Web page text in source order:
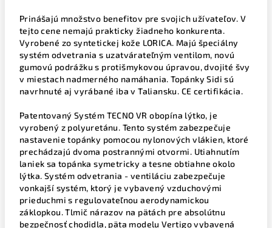
Prinášajú množstvo benefitov pre svojich užívateľov. V
tejto cene nemajú prakticky žiadneho konkurenta.
Vyrobené zo syntetickej kože LORICA. Majú špeciálny
systém odvetrania s uzatvárateľným ventilom, novú
gumovú podrážku s protišmykovou úpravou, dvojité švy
v miestach nadmerného namáhania. Topánky Sidi sú
navrhnuté aj vyrábané iba v Taliansku. CE certifikácia.
Patentovaný Systém TECNO VR obopína lýtko, je
vyrobený z polyuretánu. Tento systém zabezpečuje
nastavenie topánky pomocou nylonových vlákien, ktoré
prechádzajú dvoma postrannými otvormi. Utiahnutím
laniek sa topánka symetricky a tesne obtiahne okolo
lýtka. Systém odvetrania - ventiláciu zabezpečuje
vonkajší systém, ktorý je vybavený vzduchovými
prieduchmi s regulovateľnou aerodynamickou
záklopkou. Tlmič nárazov na pätách pre absolútnu
bezpečnosť chodidla, päta modelu Vertigo vybavená